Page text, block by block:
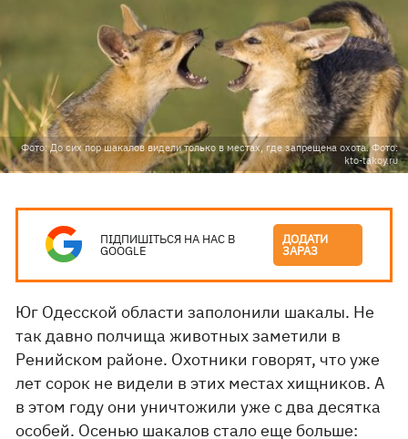
Фото: До сих пор шакалов видели только в местах, где запрещена охота. Фото:
kto-takoy.ru
ПІДПИШІТЬСЯ НА НАС В
GOOGLE
ДОДАТИ
ЗАРАЗ
Юг Одесской области заполонили шакалы. Не
так давно полчища животных заметили в
Ренийском районе. Охотники говорят, что уже
лет сорок не видели в этих местах хищников. А
в этом году они уничтожили уже с два десятка
особей. Осенью шакалов стало еще больше: